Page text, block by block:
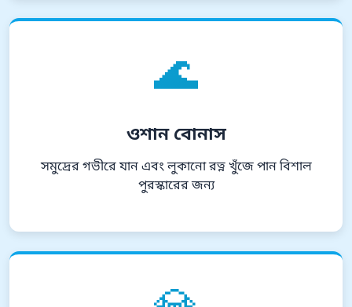
🌊
ওশান বোনাস
সমুদ্রের গভীরে যান এবং লুকানো রত্ন খুঁজে পান বিশাল
পুরস্কারের জন্য